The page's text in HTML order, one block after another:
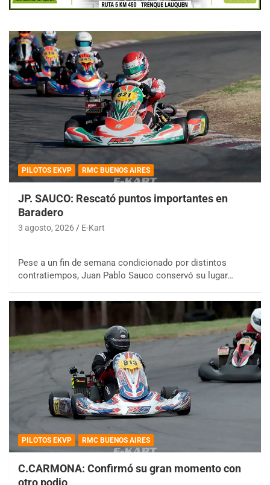
PILOTOS EKVP RMC BUENOS AIRES
JP. SAUCO: Rescató puntos importantes en
Baradero
3 agosto, 2026 E-Kart
Pese a un fin de semana condicionado por distintos
contratiempos, Juan Pablo Sauco conservó su lugar…
PILOTOS EKVP RMC BUENOS AIRES
C.CARMONA: Confirmó su gran momento con
otro podio